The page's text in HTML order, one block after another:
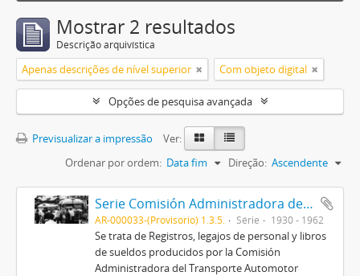
Mostrar 2 resultados
Descrição arquivística
Apenas descrições de nível superior Com objeto digital
Opções de pesquisa avançada
Previsualizar a impressão
Ver:
Ordenar por ordem: Data fim Direção: Ascendente
Serie Comisión Administradora del Transporte Automotor (C.A.T.A.)
AR-000033-(Provisorio) 1.3.5. Série 1930 - 1962
Se trata de Registros, legajos de personal y libros
de sueldos producidos por la Comisión
Administradora del Transporte Automotor